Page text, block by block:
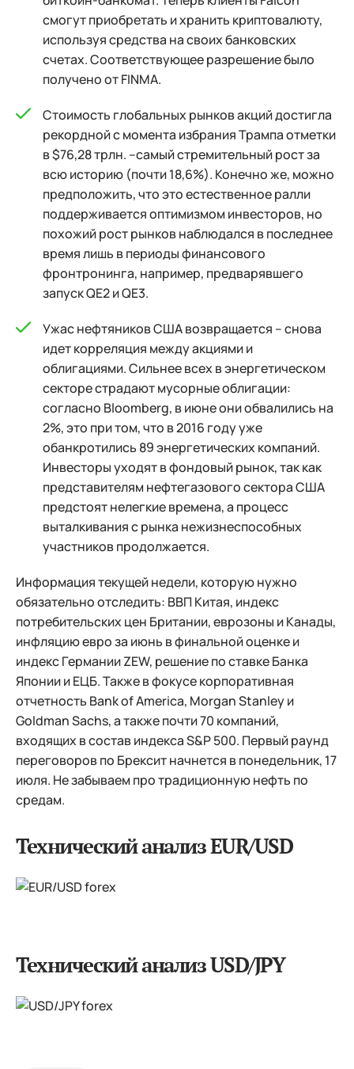
смогут приобретать и хранить криптовалюту,
используя средства на своих банковских
счетах. Соответствующее разрешение было
получено от FINMA.
Стоимость глобальных рынков акций достигла
рекордной с момента избрания Трампа отметки
в $76,28 трлн. –самый стремительный рост за
всю историю (почти 18,6%). Конечно же, можно
предположить, что это естественное ралли
поддерживается оптимизмом инвесторов, но
похожий рост рынков наблюдался в последнее
время лишь в периоды финансового
фронтронинга, например, предварявшего
запуск QE2 и QE3.
Ужас нефтяников США возвращается – снова
идет корреляция между акциями и
облигациями. Сильнее всех в энергетическом
секторе страдают мусорные облигации:
согласно Bloomberg, в июне они обвалились на
2%, это при том, что в 2016 году уже
обанкротились 89 энергетических компаний.
Инвесторы уходят в фондовый рынок, так как
представителям нефтегазового сектора США
предстоят нелегкие времена, а процесс
выталкивания с рынка нежизнеспособных
участников продолжается.
Информация текущей недели, которую нужно
обязательно отследить: ВВП Китая, индекс
потребительских цен Британии, еврозоны и Канады,
инфляцию евро за июнь в финальной оценке и
индекс Германии ZEW, решение по ставке Банка
Японии и ЕЦБ. Также в фокусе корпоративная
отчетность Bank of America, Morgan Stanley и
Goldman Sachs, а также почти 70 компаний,
входящих в состав индекса S&P 500. Первый раунд
переговоров по Брексит начнется в понедельник, 17
июля. Не забываем про традиционную нефть по
средам.
Технический анализ EUR/USD
Технический анализ USD/JPY